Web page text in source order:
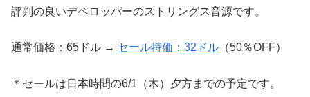
評判の良いデベロッパーのストリングス音源です。
通常価格：65ドル → セール特価：32ドル （50％OFF）
＊セールは日本時間の6/1（木）夕方までの予定です。